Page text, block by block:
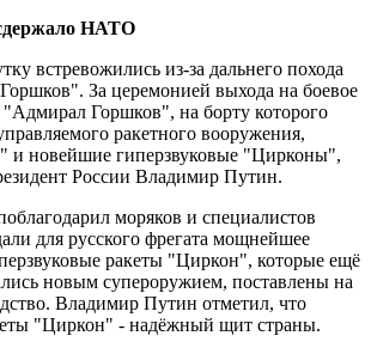
НАТО
встревожились из-за дальнего похода
За церемонией выхода на боевое
"Адмирал Горшков", на борту которого
ракетного вооружения,
и новейшие гиперзвуковые "Цирконы",
России Владимир Путин.
моряков и специалистов
для русского фрегата мощнейшее
ракеты "Циркон", которые ещё
новым супероружием, поставлены на
Владимир Путин отметил, что
"Циркон" - надёжный щит страны.